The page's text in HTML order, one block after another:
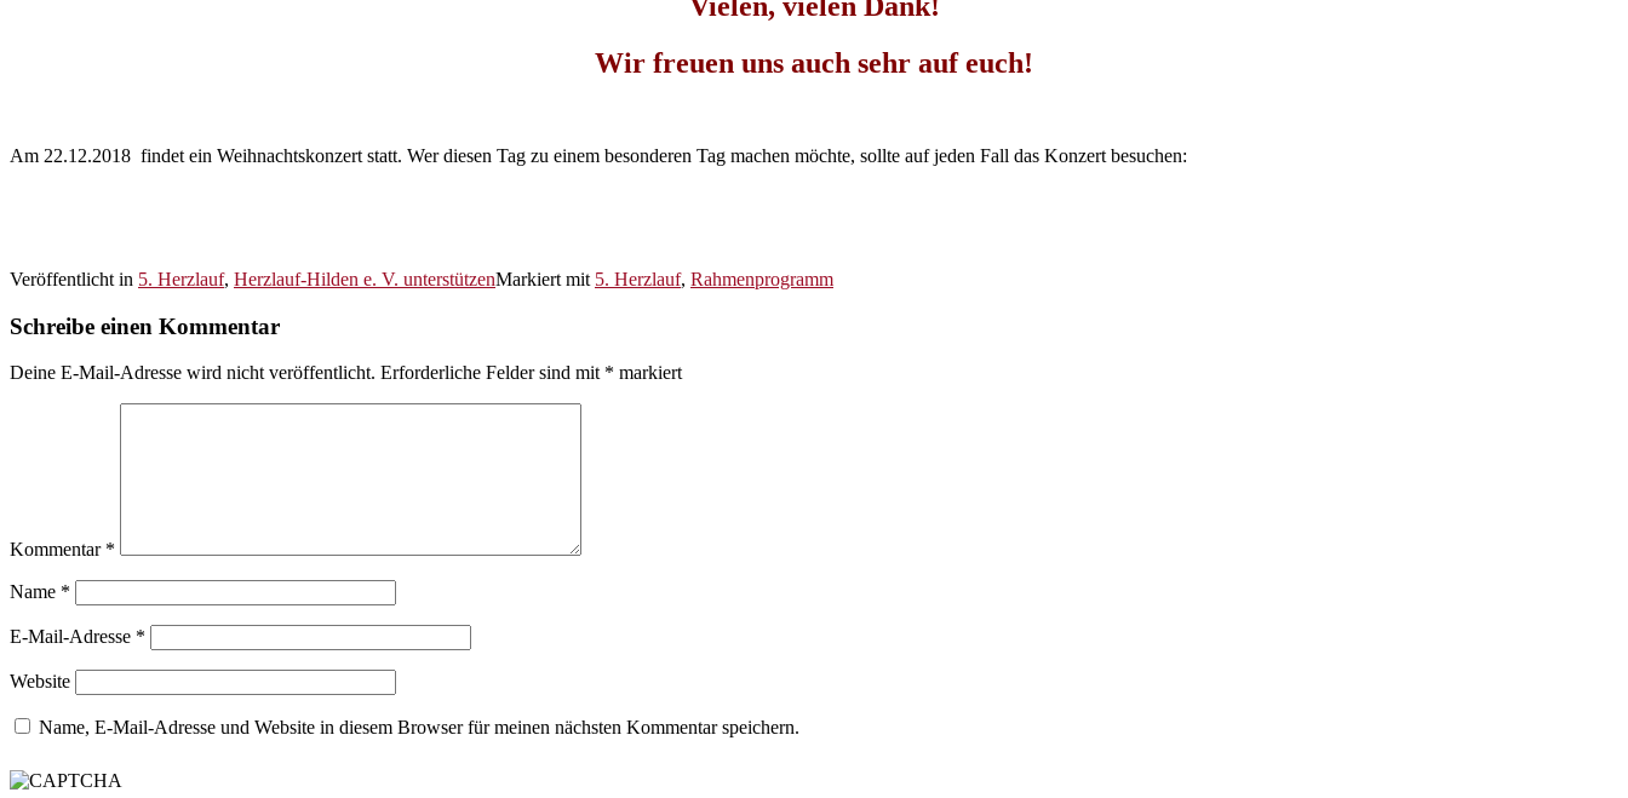
Wir freuen uns auch sehr auf euch!
Am 22.12.2018 findet ein Weihnachtskonzert statt. Wer diesen Tag zu einem besonderen Tag machen möchte, sollte auf jeden Fall das Konzert besuchen:
Veröffentlicht in 5. Herzlauf, Herzlauf-Hilden e. V. unterstützenMarkiert mit 5. Herzlauf, Rahmenprogramm
Schreibe einen Kommentar
Deine E-Mail-Adresse wird nicht veröffentlicht. Erforderliche Felder sind mit * markiert
Kommentar *
Name *
E-Mail-Adresse *
Website
Name, E-Mail-Adresse und Website in diesem Browser für meinen nächsten Kommentar speichern.